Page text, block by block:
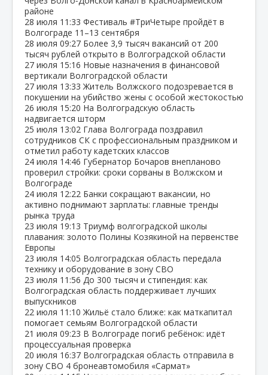
районе
28 июля 11:33 Фестиваль #ТриЧетыре пройдёт в
Волгограде 11–13 сентября
28 июля 09:27 Более 3,9 тысяч вакансий от 200
тысяч рублей открыто в Волгоградской области
27 июля 15:16 Новые назначения в финансовой
вертикали Волгоградской области
27 июля 13:33 Житель Волжского подозревается в
покушении на убийство жены с особой жестокостью
26 июля 15:20 На Волгоградскую область
надвигается шторм
25 июля 13:02 Глава Волгограда поздравил
сотрудников СК с профессиональным праздником и
отметил работу кадетских классов
24 июля 14:46 Губернатор Бочаров внепланово
проверил стройки: сроки сорваны в Волжском и
Волгограде
24 июля 12:22 Банки сокращают вакансии, но
активно поднимают зарплаты: главные тренды
рынка труда
23 июля 19:13 Триумф волгоградской школы
плавания: золото Полины Козякиной на первенстве
Европы
23 июля 14:05 Волгоградская область передала
технику и оборудование в зону СВО
23 июля 11:56 До 300 тысяч и стипендия: как
Волгоградская область поддерживает лучших
выпускников
22 июля 11:10 Жильё стало ближе: как маткапитал
помогает семьям Волгоградской области
21 июля 09:23 В Волгограде погиб ребёнок: идёт
процессуальная проверка
20 июля 16:37 Волгоградская область отправила в
зону СВО 4 бронеавтомобиля «Сармат»